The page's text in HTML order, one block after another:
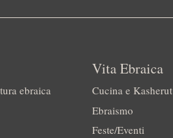
ebraica
Vita Ebraica
Cucina e Kasherut
Ebraismo
Feste/Eventi